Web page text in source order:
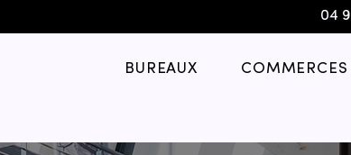
04
BUREAUX COMMERCES